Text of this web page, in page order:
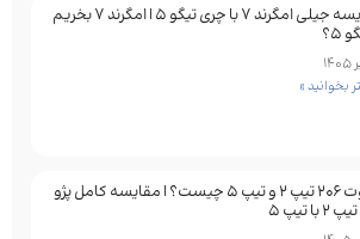
مقایسه جیلی امگرند 7 با چری تیگو 5 | امگرند 7 بخریم
5؟
بخوانید »
تفاوت ۲۰۶ تیپ ۲ و تیپ ۵ چیست؟ | مقایسه کامل پژو